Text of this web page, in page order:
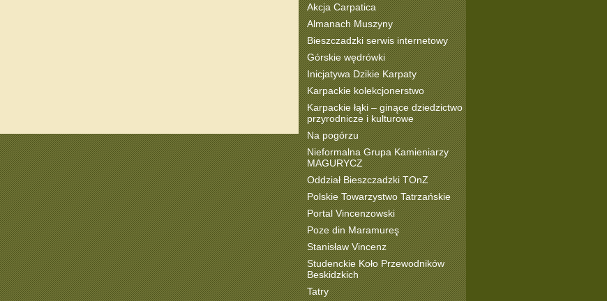
Akcja Carpatica
Almanach Muszyny
Bieszczadzki serwis internetowy
Górskie wędrówki
Inicjatywa Dzikie Karpaty
Karpackie kolekcjonerstwo
Karpackie łąki – ginące dziedzictwo
przyrodnicze i kulturowe
Na pogórzu
Nieformalna Grupa Kamieniarzy
MAGURYCZ
Oddział Bieszczadzki TOnZ
Polskie Towarzystwo Tatrzańskie
Portal Vincenzowski
Poze din Maramureş
Stanisław Vincenz
Studenckie Koło Przewodników
Beskidzkich
Tatry